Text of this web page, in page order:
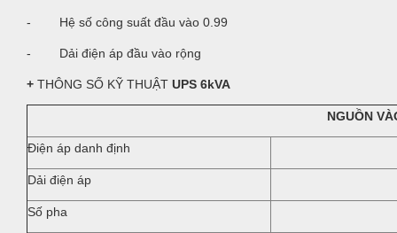
- Hệ số công suất đầu vào 0.99
- Dải điện áp đầu vào rộng
+ THÔNG SỐ KỸ THUẬT UPS 6kVA
NGUỒN
Điện áp danh định
Dải điện áp
Số pha